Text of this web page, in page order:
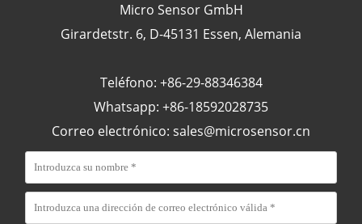
Micro Sensor GmbH
Girardetstr. 6, D-45131 Essen, Alemania
Teléfono: +86-29-88346384
Whatsapp: +86-18592028735
Correo electrónico: sales@microsensor.cn